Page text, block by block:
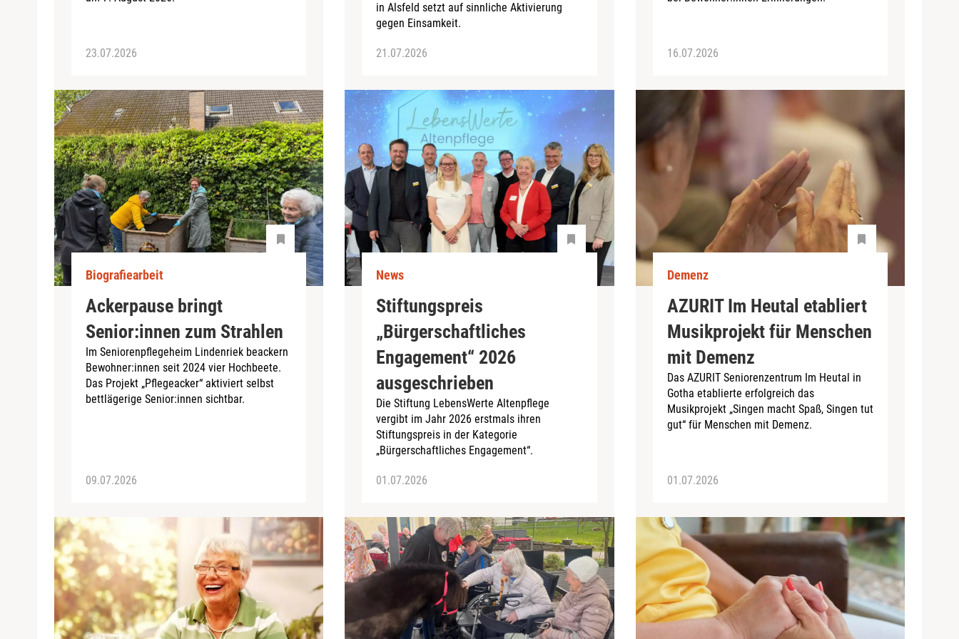
23.07.2026
in Alsfeld setzt auf sinnliche Aktivierung
gegen Einsamkeit.
21.07.2026 16.07.2026
Biografiearbeit
Ackerpause bringt
Senior:innen zum Strahlen
Im Seniorenpflegeheim Lindenriek beackern
Bewohner:innen seit 2024 vier Hochbeete.
Das Projekt „Pflegeacker“ aktiviert selbst
bettlägerige Senior:innen sichtbar.
09.07.2026
News
Stiftungspreis
„Bürgerschaftliches
Engagement“ 2026
ausgeschrieben
Die Stiftung LebensWerte Altenpflege
vergibt im Jahr 2026 erstmals ihren
Stiftungspreis in der Kategorie
„Bürgerschaftliches Engagement“.
01.07.2026
Demenz
AZURIT Im Heutal etabliert
Musikprojekt für Menschen
mit Demenz
Das AZURIT Seniorenzentrum Im Heutal in
Gotha etablierte erfolgreich das
Musikprojekt „Singen macht Spaß, Singen tut
gut“ für Menschen mit Demenz.
01.07.2026